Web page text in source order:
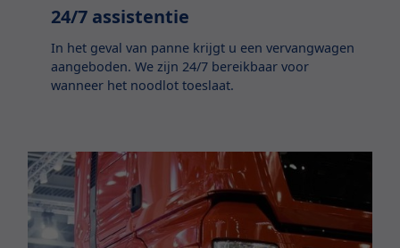
24/7 assistentie
In het geval van panne krijgt u een vervangwagen
aangeboden. We zijn 24/7 bereikbaar voor
wanneer het noodlot toeslaat.